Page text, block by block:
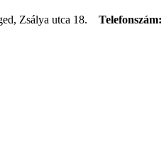
Zsálya utca 18. Telefonszám: